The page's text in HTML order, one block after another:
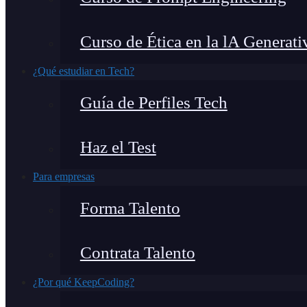
Curso de Ética en la lA
¿Qué estudiar en Tech?
Guía de Perfiles Tech
Haz el Test
Para empresas
Forma Talento
Contrata Talento
¿Por qué KeepCoding?